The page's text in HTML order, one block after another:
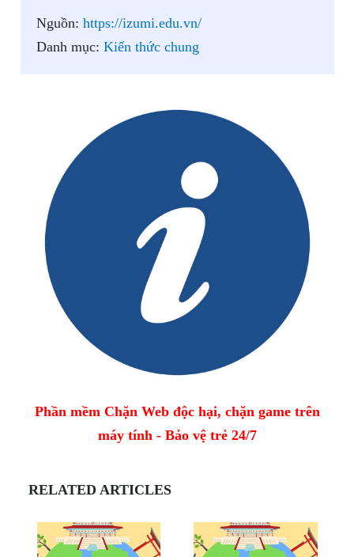
Nguồn: https://izumi.edu.vn/
Danh mục: Kiến thức chung
Phần mềm Chặn Web độc hại, chặn game trên
máy tính - Bảo vệ trẻ 24/7
RELATED ARTICLES